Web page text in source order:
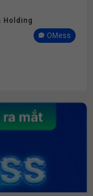
Holding
OMess